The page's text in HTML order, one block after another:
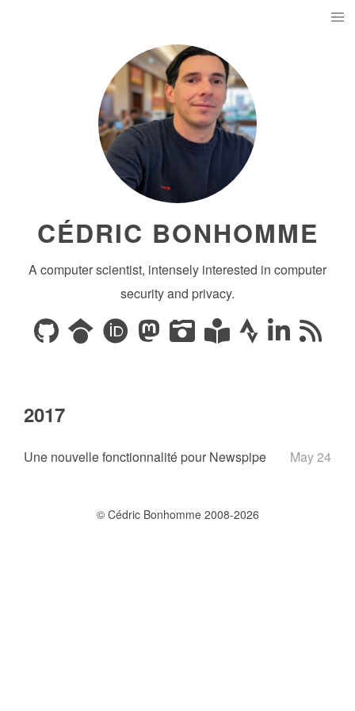
CÉDRIC BONHOMME
A computer scientist, intensely interested in computer
security and privacy.
2017
Une nouvelle fonctionnalité pour Newspipe May 24
© Cédric Bonhomme 2008-2026